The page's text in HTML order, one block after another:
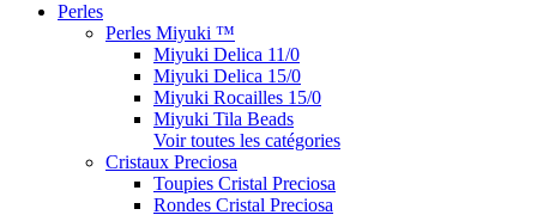
Perles
Perles Miyuki ™
Miyuki Delica 11/0
Miyuki Delica 15/0
Miyuki Rocailles 15/0
Miyuki Tila Beads
Voir toutes les catégories
Cristaux Preciosa
Toupies Cristal Preciosa
Rondes Cristal Preciosa